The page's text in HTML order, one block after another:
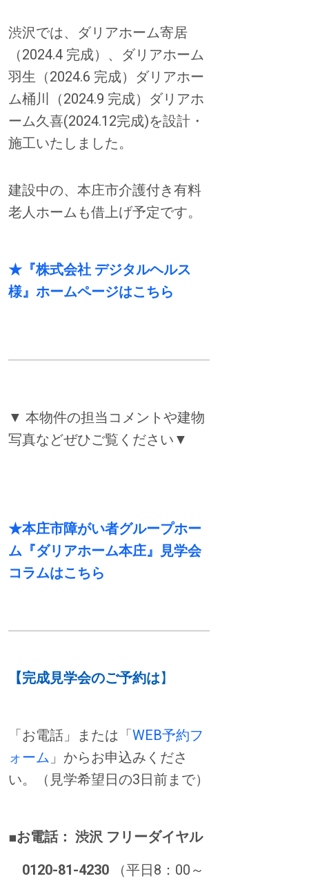
渋沢では、ダリアホーム寄居
（2024.4 完成）、ダリアホーム
羽生（2024.6 完成）ダリアホー
ム桶川（2024.9 完成）ダリアホ
ーム久喜(2024.12完成)を設計・
施工いたしました。
建設中の、本庄市介護付き有料
老人ホームも借上げ予定です。
★『株式会社 デジタルヘルス
様』ホームページはこちら
▼ 本物件の担当コメントや建物
写真などぜひご覧ください▼
★本庄市障がい者グループホー
ム『ダリアホーム本庄』見学会
コラムはこちら
【完成見学会のご予約は】
「お電話」または「WEB予約フ
ォーム 」からお申込みくださ
い。（見学希望日の3日前まで）
■お電話： 渋沢 フリーダイヤル
0120-81-4230 （平日8：00～